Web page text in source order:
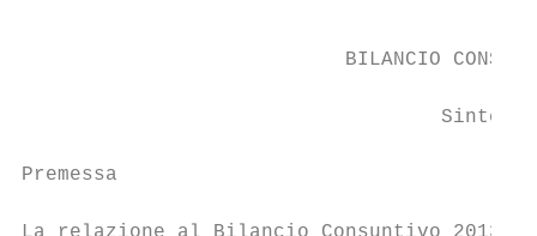
BILANCIO
Sintesi
Premessa